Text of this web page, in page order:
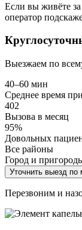
Если вы живёте
оператор
Выезжаем по
40–60 мин
Среднее время
402
Вызова в месяц
95%
Довольных
Все районы
Город и
Уточнить выезд по
Перезвоним и